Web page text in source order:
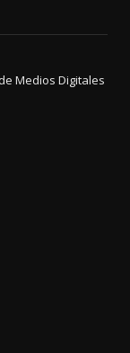
Medios Digitales